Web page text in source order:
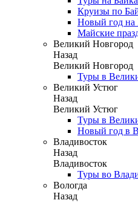
Круизы по
Новый год на
Майские
Великий Новгород
Назад
Великий Новгород
Туры в
Великий Устюг
Назад
Великий Устюг
Туры в
Новый год в
Владивосток
Назад
Владивосток
Туры во
Вологда
Назад